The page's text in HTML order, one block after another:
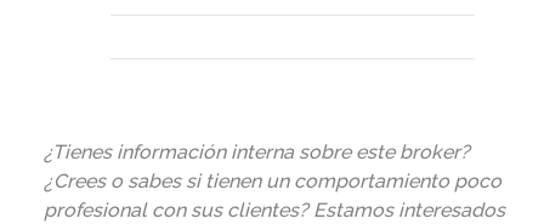
¿Tienes información interna sobre este broker?
¿Crees o sabes si tienen un comportamiento poco
profesional con sus clientes? Estamos interesados